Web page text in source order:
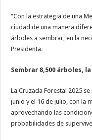
“Con la estrategia de una
ciudad de una manera
árboles a sembrar, en la
Presidenta.
Sembrar 8,500 árboles,
La Cruzada Forestal 2025
junio y el 16 de julio, con la
aprovechando las
probabilidades de